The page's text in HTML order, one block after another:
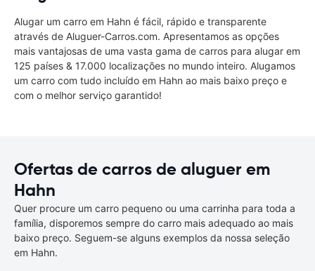
Alugar um carro em Hahn é fácil, rápido e transparente
através de Aluguer-Carros.com. Apresentamos as opções
mais vantajosas de uma vasta gama de carros para alugar em
125 países & 17.000 localizações no mundo inteiro. Alugamos
um carro com tudo incluído em Hahn ao mais baixo preço e
com o melhor serviço garantido!
Ofertas de carros de aluguer em
Hahn
Quer procure um carro pequeno ou uma carrinha para toda a
família, disporemos sempre do carro mais adequado ao mais
baixo preço. Seguem-se alguns exemplos da nossa seleção
em Hahn.